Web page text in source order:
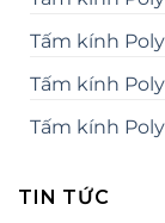
Tấm kính
Tấm kính
Tấm kính
TIN TỨC